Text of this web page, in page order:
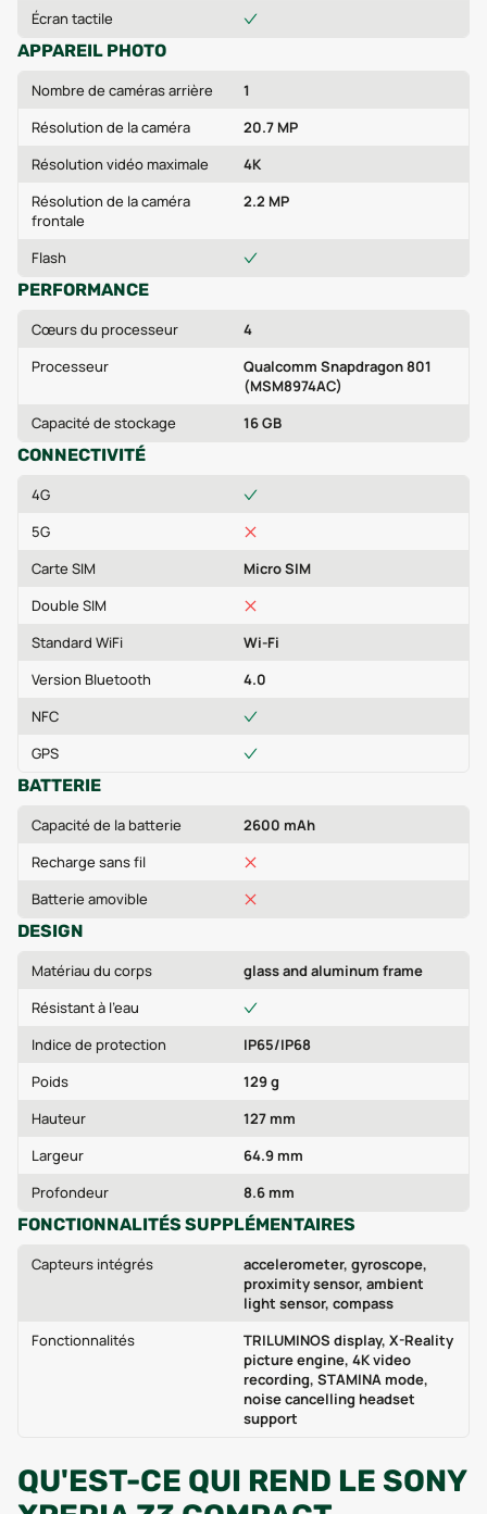
Écran tactile
APPAREIL PHOTO
Nombre de caméras arrière
1
Résolution de la caméra
20.7 MP
Résolution vidéo maximale
4K
Résolution de la caméra
frontale
2.2 MP
Flash
PERFORMANCE
Cœurs du processeur
4
Processeur
Qualcomm Snapdragon 801
(MSM8974AC)
Capacité de stockage
16 GB
CONNECTIVITÉ
4G
5G
Carte SIM
Micro SIM
Double SIM
Standard WiFi
Wi-Fi
Version Bluetooth
4.0
NFC
GPS
BATTERIE
Capacité de la batterie
2600 mAh
Recharge sans fil
Batterie amovible
DESIGN
Matériau du corps
glass and aluminum frame
Résistant à l'eau
Indice de protection
IP65/IP68
Poids
129 g
Hauteur
127 mm
Largeur
64.9 mm
Profondeur
8.6 mm
FONCTIONNALITÉS SUPPLÉMENTAIRES
Capteurs intégrés
accelerometer, gyroscope,
proximity sensor, ambient
light sensor, compass
Fonctionnalités
TRILUMINOS display, X-Reality
picture engine, 4K video
recording, STAMINA mode,
noise cancelling headset
support
QU'EST-CE QUI REND LE SONY